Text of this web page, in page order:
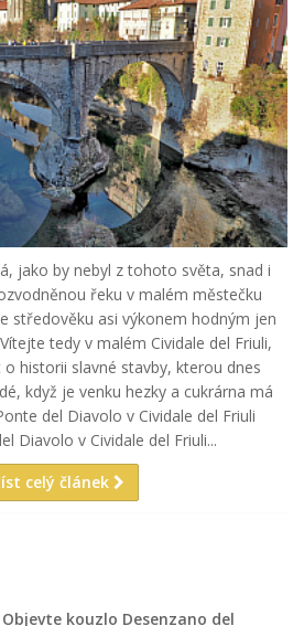
jako by nebyl z tohoto světa, snad i
řeku v malém městečku
středověku asi výkonem hodným jen
tedy v malém Cividale del Friuli,
historii slavné stavby, kterou dnes
když je venku hezky a cukrárna má
del Diavolo v Cividale del Friuli
Diavolo v Cividale del Friuli...
celý článek
Objevte kouzlo Desenzano del